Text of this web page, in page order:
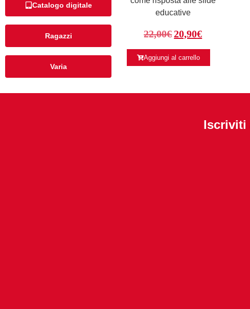
Catalogo digitale
Ragazzi
Varia
educative
22,00€20,90€
Aggiungi al carrello
Iscriviti